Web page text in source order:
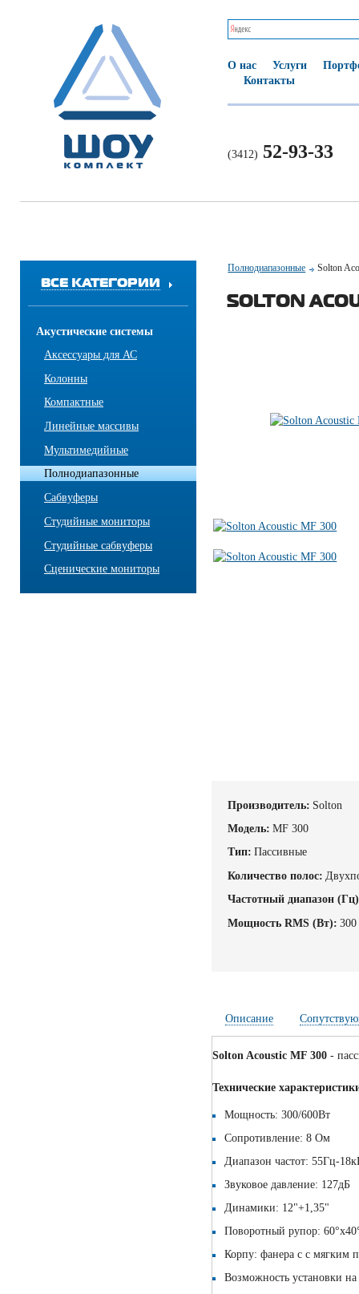
О нас Услуги
Контакты
(3412) 52-93-33
ВСЕ КАТЕГОРИИ
Акустические системы
Аксессуары для АС
Колонны
Компактные
Линейные массивы
Мультимедийные
Полнодиапазонные
Сабвуферы
Студийные мониторы
Студийные сабвуферы
Сценические мониторы
Полнодиапазонные Solton
SOLTON
Производитель: Solton
Модель: MF 300
Тип: Пассивные
Количество полос:
Частотный диапазон
Мощность RMS (Вт): 300
Описание
Solton Acoustic MF 300 -
Технические
Мощность: 300/600Вт
Сопротивление: 8 Ом
Диапазон частот: 55Гц-
Звуковое давление: 127дБ
Динамики: 12"+1,35"
Поворотный рупор:
Корпу: фанера с c мягким
Возможность установки